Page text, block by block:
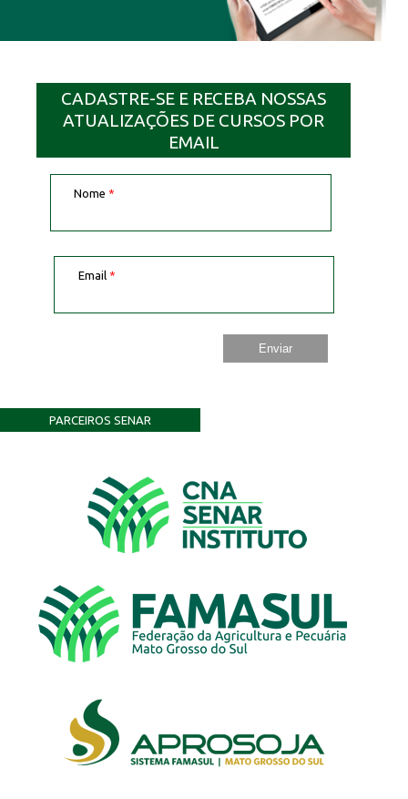
CADASTRE-SE E RECEBA NOSSAS
ATUALIZAÇÕES DE CURSOS POR
EMAIL
Nome *
Email *
PARCEIROS SENAR